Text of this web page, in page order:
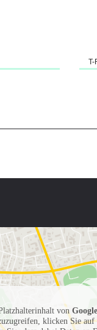
T-
von
klicken Sie auf